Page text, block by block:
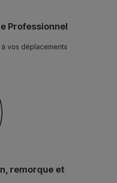
Professionnel
vos déplacements
remorque et